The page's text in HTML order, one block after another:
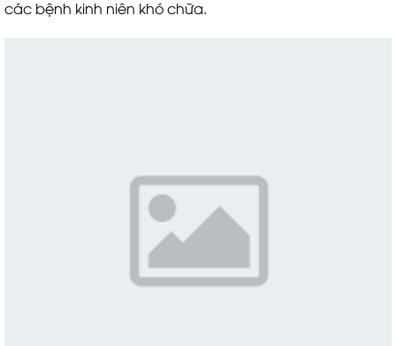
các bệnh kinh niên khó chữa.